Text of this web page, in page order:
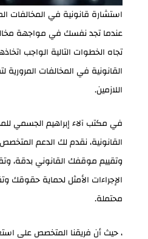
استشارة قانونية في المخالفات
عندما تجد نفسك في مواجهة
تجاه الخطوات التالية الواجب
القانونية في المخالفات المرورية
اللازمين.
في مكتب آلاء إبراهيم الجسمي
القانونية، نقدم لك الدعم
وتقييم موقفك القانوني بدقة،
الإجراءات الأمثل لحماية حقوقك
محتملة.
، حيث أن فريقنا المتخصص على